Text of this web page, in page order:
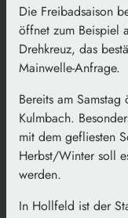
Die Freibadsaison
öffnet zum Beispiel
Drehkreuz, das
Mainwelle-Anfrage.
Bereits am
Kulmbach.
mit dem gefliesten
Herbst/Winter soll
werden.
In Hollfeld ist der